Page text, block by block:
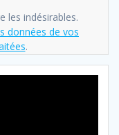
les indésirables.
données de vos
.